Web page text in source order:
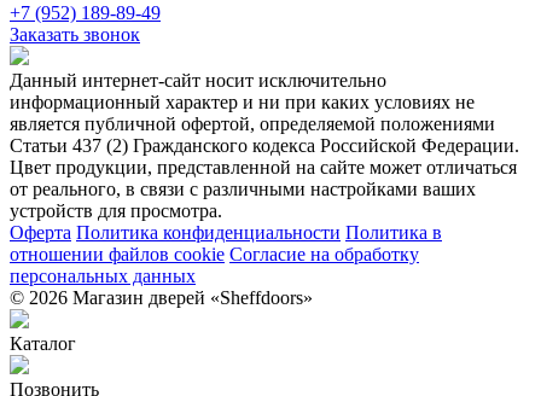
+7 (952) 189-89-49
Заказать звонок
Данный интернет-сайт носит исключительно
информационный характер и ни при каких условиях не
является публичной офертой, определяемой положениями
Статьи 437 (2) Гражданского кодекса Российской Федерации.
Цвет продукции, представленной на сайте может отличаться
от реального, в связи с различными настройками ваших
устройств для просмотра.
Оферта Политика конфиденциальности Политика в
отношении файлов cookie Согласие на обработку
персональных данных
© 2026 Магазин дверей «Sheffdoors»
Каталог
Позвонить